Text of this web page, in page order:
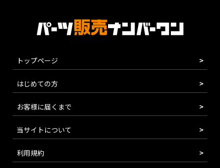
トップページ
はじめての方
お客様に届くまで
当サイトについて
利用規約